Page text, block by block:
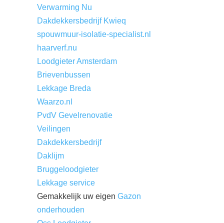
Verwarming Nu
Dakdekkersbedrijf Kwieq
spouwmuur-isolatie-specialist.nl
haarverf.nu
Loodgieter Amsterdam
Brievenbussen
Lekkage Breda
Waarzo.nl
PvdV Gevelrenovatie
Veilingen
Dakdekkersbedrijf
Daklijm
Bruggeloodgieter
Lekkage service
Gemakkelijk uw eigen Gazon
onderhouden